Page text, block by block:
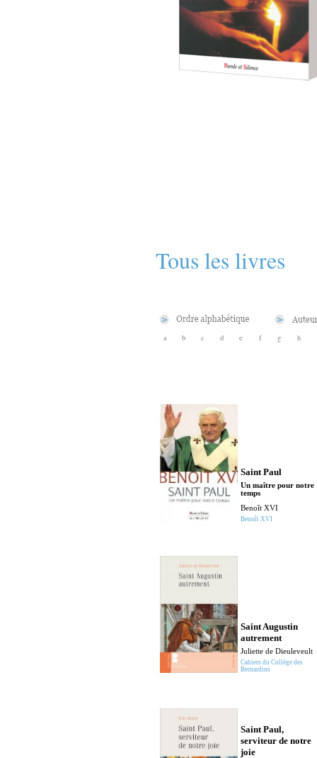
Tous les livres
a b c d e f g h
Saint Paul
Un maître pour notre
temps
Benoît XVI
Benoît XVI
Saint Augustin
autrement
Juliette de Dieuleveult
Cahiers du Collège des
Bernardins
Saint Paul,
serviteur de notre
joie